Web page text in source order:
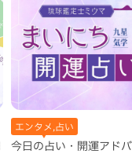
エンタメ,占い
今日の占い・開運アド